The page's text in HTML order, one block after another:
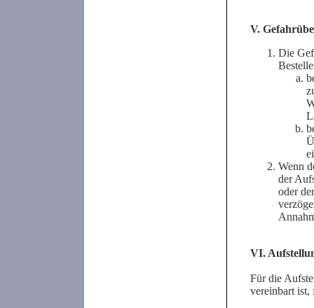
V.
Die
Wenn
der
oder
VI.
Für die
vereinbart ist,